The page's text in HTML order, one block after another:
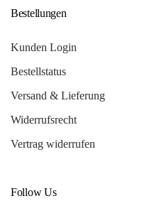
Bestellungen
Kunden Login
Bestellstatus
Versand & Lieferung
Widerrufsrecht
Vertrag widerrufen
Follow Us